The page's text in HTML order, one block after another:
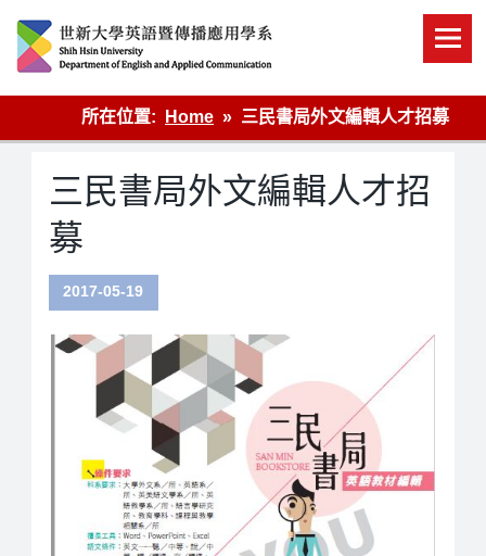
content
英語傳播
所在位置:
Home 三民書局外文編輯人才招募
三民書局外文編輯人才招
募
2017-05-19